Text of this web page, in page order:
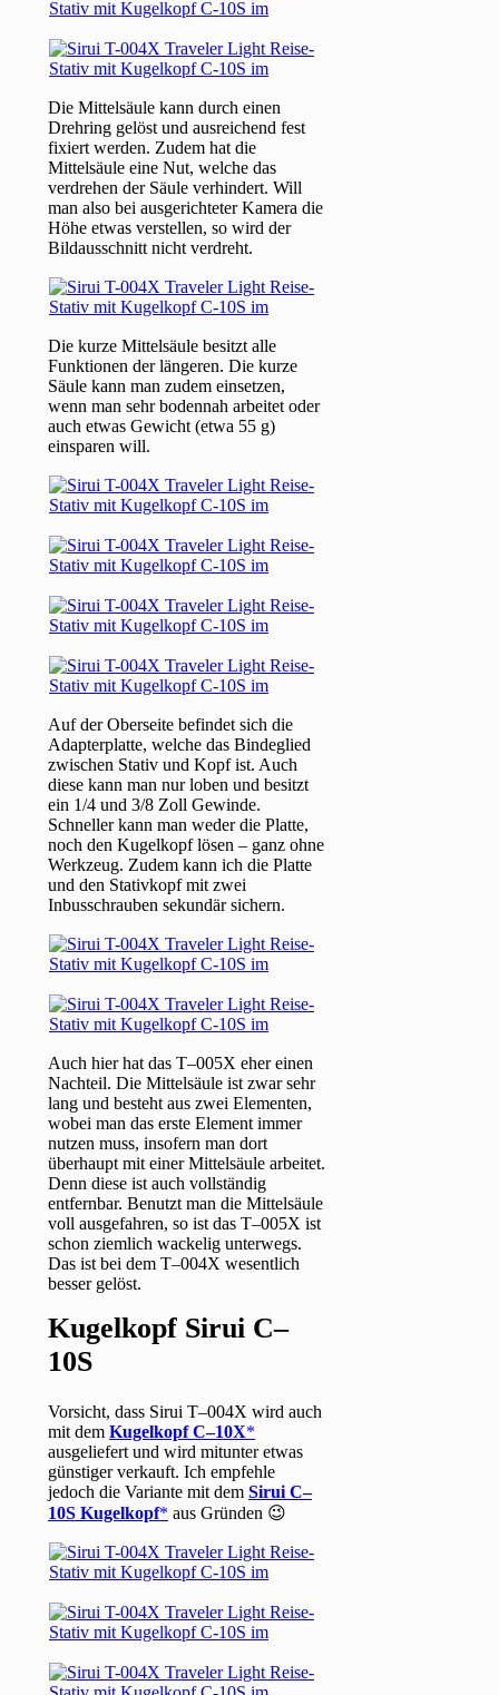
Die Mittelsäule kann durch einen
Drehring gelöst und ausreichend fest
fixiert werden. Zudem hat die
Mittelsäule eine Nut, welche das
verdrehen der Säule verhindert. Will
man also bei ausgerichteter Kamera die
Höhe etwas verstellen, so wird der
Bildausschnitt nicht verdreht.
Die kurze Mittelsäule besitzt alle
Funktionen der längeren. Die kurze
Säule kann man zudem einsetzen,
wenn man sehr bodennah arbeitet oder
auch etwas Gewicht (etwa 55 g)
einsparen will.
Auf der Oberseite befindet sich die
Adapterplatte, welche das Bindeglied
zwischen Stativ und Kopf ist. Auch
diese kann man nur loben und besitzt
ein 1/4 und 3/8 Zoll Gewinde.
Schneller kann man weder die Platte,
noch den Kugelkopf lösen – ganz ohne
Werkzeug. Zudem kann ich die Platte
und den Stativkopf mit zwei
Inbusschrauben sekundär sichern.
Auch hier hat das T–005X eher einen
Nachteil. Die Mittelsäule ist zwar sehr
lang und besteht aus zwei Elementen,
wobei man das erste Element immer
nutzen muss, insofern man dort
überhaupt mit einer Mittelsäule arbeitet.
Denn diese ist auch vollständig
entfernbar. Benutzt man die Mittelsäule
voll ausgefahren, so ist das T–005X ist
schon ziemlich wackelig unterwegs.
Das ist bei dem T–004X wesentlich
besser gelöst.
Kugelkopf Sirui C–
10S
Vorsicht, dass Sirui T–004X wird auch
mit demKugelkopf C–10X
ausgeliefert und wird mitunter etwas
günstiger verkauft. Ich empfehle
jedoch die Variante mit demSirui C–
10S Kugelkopf
aus Gründen 😉